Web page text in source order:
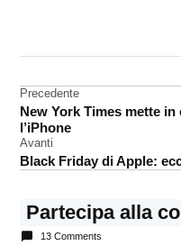
Navigazione
articoli
Precedente
New York Times mette
l’iPhone
Avanti
Black Friday di Apple:
Partecipa alla
13 Comments